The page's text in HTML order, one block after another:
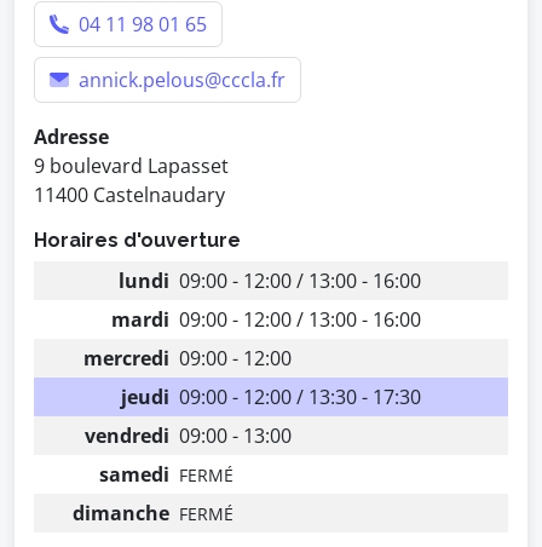
04 11 98 01 65
annick.pelous@cccla.fr
Adresse
9 boulevard Lapasset
11400 Castelnaudary
Horaires d'ouverture
lundi 09:00 - 12:00 / 13:00 - 16:00
mardi 09:00 - 12:00 / 13:00 - 16:00
mercredi 09:00 - 12:00
jeudi 09:00 - 12:00 / 13:30 - 17:30
vendredi 09:00 - 13:00
samedi FERMÉ
dimanche FERMÉ